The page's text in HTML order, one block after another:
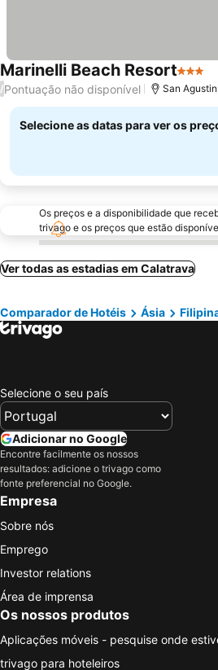
Marinelli Beach Resort3
/Pontuação não disponível San
Selecione as datas para ver os
Os preços e a disponibilidade que
trivago e os preços que estão
Ver todas as estadias em Calatrava
Comparador de Hotéis Ásia
Selecione o seu país
Adicionar no Google
Encontre facilmente os nossos
resultados: adicione o trivago como
fonte preferencial no Google.
Empresa
Sobre nós
Emprego
Investor relations
Área de imprensa
Os nossos produtos
Aplicações móveis - pesquise onde
trivago para hoteleiros